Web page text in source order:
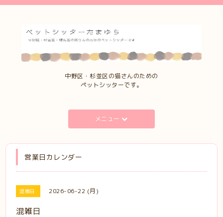
中野区・杉並区の猫さんのための
ペットシッターです。
メニュー
営業日カレンダー
混雑日 2026-06-22 (月)
混雑日